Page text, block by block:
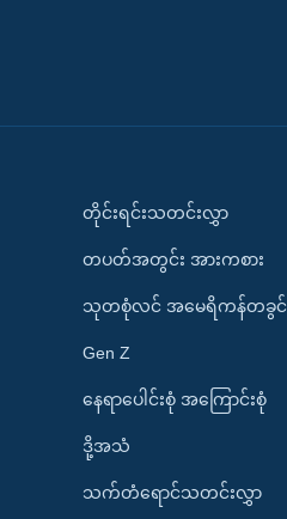
တိုင်းရင်းသတင်းလွှာ
တပတ်အတွင်း အားကစား
သုတစုံလင် အမေရိကန်တခွင်
Gen Z
နေရာပေါင်းစုံ အကြောင်းစုံ
ဒို့အသံ
သက်တံရောင်သတင်းလွှာ